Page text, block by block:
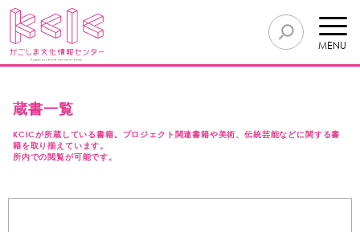
MENU
蔵書一覧
KCICが所蔵している書籍。プロジェクト関連書籍や美術、伝統芸能などに関する書
籍を取り揃えています。
所内での閲覧が可能です。